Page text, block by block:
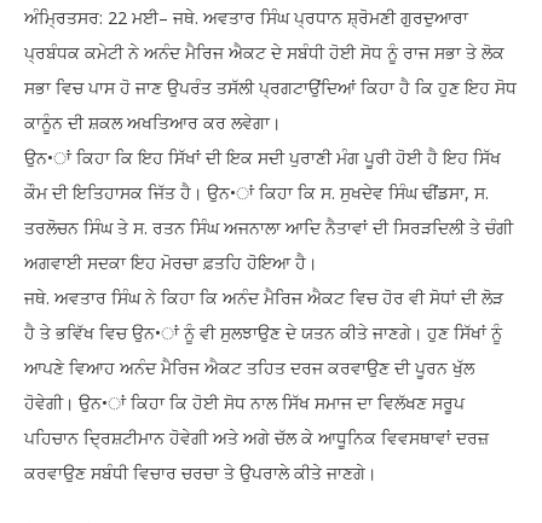
ਅੰਮ੍ਰਿਤਸਰ: 22 ਮਈ–ਜਥੇ. ਅਵਤਾਰ ਸਿੰਘ ਪ੍ਰਧਾਨ ਸ਼੍ਰੋਮਣੀ ਗੁਰਦੁਆਰਾ
ਪ੍ਰਬੰਧਕ ਕਮੇਟੀ ਨੇ ਅਨੰਦ ਮੈਰਿਜ ਐਕਟ ਦੇ ਸਬੰਧੀ ਹੋਈ ਸੋਧ ਨੂੰ ਰਾਜ ਸਭਾ ਤੇ ਲੋਕ
ਸਭਾ ਵਿਚ ਪਾਸ ਹੋ ਜਾਣ ਉਪਰੰਤ ਤਸੱਲੀ ਪ੍ਰਗਟਾਉਂਦਿਆਂ ਕਿਹਾ ਹੈ ਕਿ ਹੁਣ ਇਹ ਸੋਧ
ਕਾਨੂੰਨ ਦੀ ਸ਼ਕਲ ਅਖਤਿਆਰ ਕਰ ਲਵੇਗਾ।
ਉਨ•ਾਂ ਕਿਹਾ ਕਿ ਇਹ ਸਿੱਖਾਂ ਦੀ ਇਕ ਸਦੀ ਪੁਰਾਣੀ ਮੰਗ ਪੂਰੀ ਹੋਈ ਹੈ ਇਹ ਸਿੱਖ
ਕੌਮ ਦੀ ਇਤਿਹਾਸਕ ਜਿੱਤ ਹੈ। ਉਨ•ਾਂ ਕਿਹਾ ਕਿ ਸ. ਸੁਖਦੇਵ ਸਿੰਘ ਢੀਂਡਸਾ, ਸ.
ਤਰਲੋਚਨ ਸਿੰਘ ਤੇ ਸ. ਰਤਨ ਸਿੰਘ ਅਜਨਾਲਾ ਆਦਿ ਨੈਤਾਵਾਂ ਦੀ ਸਿਰੜਦਿਲੀ ਤੇ ਚੰਗੀ
ਅਗਵਾਈ ਸਦਕਾ ਇਹ ਮੋਰਚਾ ਫ਼ਤਹਿ ਹੋਇਆ ਹੈ।
ਜਥੇ. ਅਵਤਾਰ ਸਿੰਘ ਨੇ ਕਿਹਾ ਕਿ ਅਨੰਦ ਮੈਰਿਜ ਐਕਟ ਵਿਚ ਹੋਰ ਵੀ ਸੋਧਾਂ ਦੀ ਲੋੜ
ਹੈ ਤੇ ਭਵਿੱਖ ਵਿਚ ਉਨ•ਾਂ ਨੂੰ ਵੀ ਸੁਲਝਾਉਣ ਦੇ ਯਤਨ ਕੀਤੇ ਜਾਣਗੇ। ਹੁਣ ਸਿੱਖਾਂ ਨੂੰ
ਆਪਣੇ ਵਿਆਹ ਅਨੰਦ ਮੈਰਿਜ ਐਕਟ ਤਹਿਤ ਦਰਜ ਕਰਵਾਉਣ ਦੀ ਪੂਰਨ ਖੁੱਲ
ਹੋਵੇਗੀ। ਉਨ•ਾਂ ਕਿਹਾ ਕਿ ਹੋਈ ਸੋਧ ਨਾਲ ਸਿੱਖ ਸਮਾਜ ਦਾ ਵਿਲੱਖਣ ਸਰੂਪ
ਪਹਿਚਾਨ ਦ੍ਰਿਸ਼ਟੀਮਾਨ ਹੋਵੇਗੀ ਅਤੇ ਅਗੇ ਚੱਲ ਕੇ ਆਧੂਨਿਕ ਵਿਵਸਥਾਵਾਂ ਦਰਜ਼
ਕਰਵਾਉਣ ਸਬੰਧੀ ਵਿਚਾਰ ਚਰਚਾ ਤੇ ਉਪਰਾਲੇ ਕੀਤੇ ਜਾਣਗੇ।